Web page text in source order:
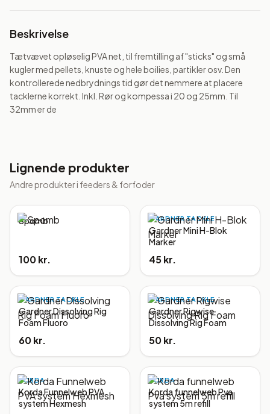
Beskrivelse
Tætvævet opløselig PVA net, til fremtilling af "sticks" og små
kugler med pellets, knuste og hele boilies, partikler osv. Den
kontrollerede nedbrydnings tid gør det nemmere at placere
tacklerne korrekt. Inkl. Rør og kompessa i 20 og 25mm. Til
32mm er de
Lignende produkter
Andre produkter i feeders & forfoder
Spomb
100 kr.
GARDNER TACKLE
Gardner Mini H-Blok
Marker
45 kr.
GARDNER TACKLE
Gardner Dissolving Rig
Foam Fluoro
60 kr.
GARDNER TACKLE
Gardner Rigwise
Dissolving Rig Foam
50 kr.
KORDA
Korda Funnelweb PVA
system Hexmesh
KORDA
Korda funnelweb Pva
system 5m refill